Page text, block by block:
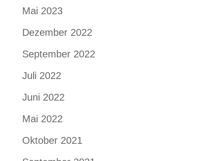
Mai 2023
Dezember 2022
September 2022
Juli 2022
Juni 2022
Mai 2022
Oktober 2021